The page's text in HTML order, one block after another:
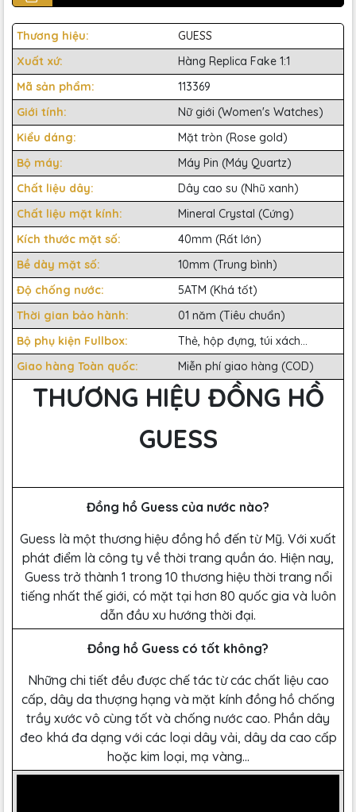
Thương hiệu:
GUESS
Xuất xứ:
Hàng Replica Fake 1:1
Mã sản phẩm:
113369
Giới tính:
Nữ giới (Women's Watches)
Kiểu dáng:
Mặt tròn (Rose gold)
Bộ máy:
Máy Pin (Máy Quartz)
Chất liệu dây:
Dây cao su (Nhũ xanh)
Chất liệu mặt kính:
Mineral Crystal (Cứng)
Kích thước mặt số:
40mm (Rất lớn)
Bề dày mặt số:
10mm (Trung bình)
Độ chống nước:
5ATM (Khá tốt)
Thời gian bảo hành:
01 năm (Tiêu chuẩn)
Bộ phụ kiện Fullbox:
Thẻ, hộp đựng, túi xách...
Giao hàng Toàn quốc:
Miễn phí giao hàng (COD)
THƯƠNG HIỆU ĐỒNG HỒ
GUESS
Đồng hồ Guess của nước nào?
Guess là một thương hiệu đồng hồ đến từ Mỹ. Với xuất
phát điểm là công ty về thời trang quần áo. Hiện nay,
Guess trở thành 1 trong 10 thương hiệu thời trang nổi
tiếng nhất thế giới, có mặt tại hơn 80 quốc gia và luôn
dẫn đầu xu hướng thời đại.
Đồng hồ Guess có tốt không?
Những chi tiết đều được chế tác từ các chất liệu cao
cấp, dây da thượng hạng và mặt kính đồng hồ chống
trầy xước vô cùng tốt và chống nước cao. Phần dây
đeo khá đa dạng với các loại dây vải, dây da cao cấp
hoặc kim loại, mạ vàng…